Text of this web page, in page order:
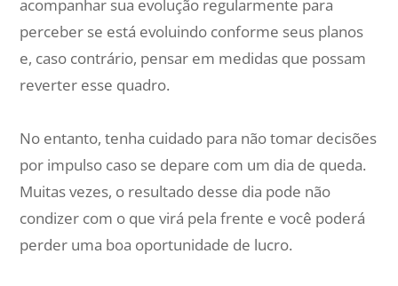
acompanhar sua evolução regularmente para
perceber se está evoluindo conforme seus planos
e, caso contrário, pensar em medidas que possam
reverter esse quadro.
No entanto, tenha cuidado para não tomar decisões
por impulso caso se depare com um dia de queda.
Muitas vezes, o resultado desse dia pode não
condizer com o que virá pela frente e você poderá
perder uma boa oportunidade de lucro.